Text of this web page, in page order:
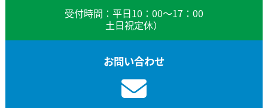
受付時間：平日10：00～17：00
土日祝定休）
お問い合わせ